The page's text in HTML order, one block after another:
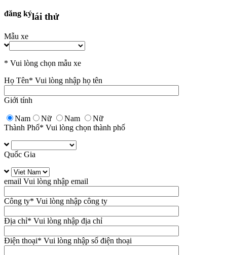
đăng kýlái thử
Mẫu xe
* Vui lòng chọn mẫu xe
Họ Tên* Vui lòng nhập họ tên
Giới tính
Nam Nữ Nam
Nữ
Thành Phố* Vui lòng chọn thành phố
Quốc Gia
email Vui lòng nhập email
Công ty* Vui lòng nhập công ty
Địa chỉ* Vui lòng nhập địa chỉ
Điện thoại* Vui lòng nhập số điện thoại